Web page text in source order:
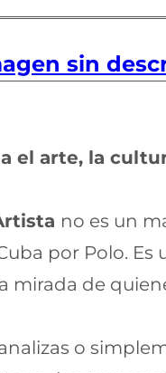
sin
el arte, la
no es un
por Polo.
mirada de
o